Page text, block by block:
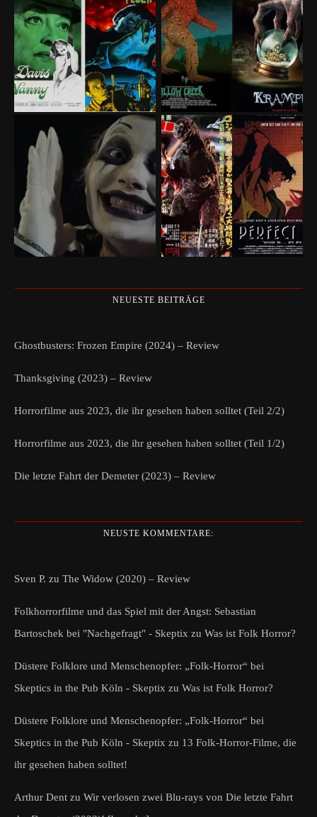
NEUESTE BEITRÄGE
Ghostbusters: Frozen Empire (2024) – Review
Thanksgiving (2023) – Review
Horrorfilme aus 2023, die ihr gesehen haben solltet (Teil 2/2)
Horrorfilme aus 2023, die ihr gesehen haben solltet (Teil 1/2)
Die letzte Fahrt der Demeter (2023) – Review
NEUSTE KOMMENTARE:
Sven P. zu The Widow (2020) – Review
Folkhorrorfilme und das Spiel mit der Angst: Sebastian
Bartoschek bei "Nachgefragt" - Skeptix zu Was ist Folk Horror?
Düstere Folklore und Menschenopfer: „Folk-Horror“ bei
Skeptics in the Pub Köln - Skeptix zu Was ist Folk Horror?
Düstere Folklore und Menschenopfer: „Folk-Horror“ bei
Skeptics in the Pub Köln - Skeptix zu 13 Folk-Horror-Filme, die
ihr gesehen haben solltet!
Arthur Dent zu Wir verlosen zwei Blu-rays von Die letzte Fahrt